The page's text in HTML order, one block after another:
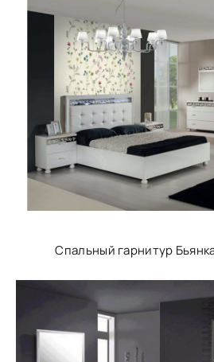
Спальный гарнитур